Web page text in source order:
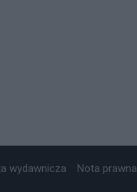
wydawnicza Nota prawna